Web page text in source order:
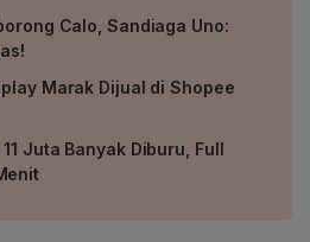
Calo, Sandiaga Uno:
Marak Dijual di Shopee
Juta Banyak Diburu, Full